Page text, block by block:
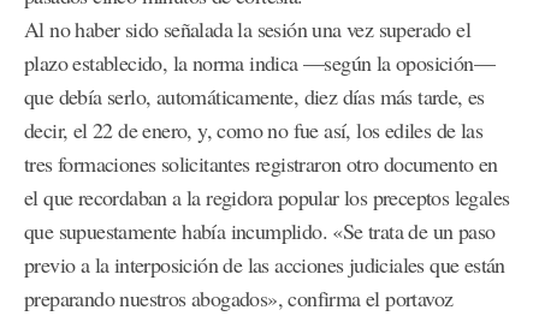
Al no haber sido señalada la sesión una vez superado el
plazo establecido, la norma indica —según la oposición—
que debía serlo, automáticamente, diez días más tarde, es
decir, el 22 de enero, y, como no fue así, los ediles de las
tres formaciones solicitantes registraron otro documento en
el que recordaban a la regidora popular los preceptos legales
que supuestamente había incumplido. «Se trata de un paso
previo a la interposición de las acciones judiciales que están
preparando nuestros abogados», confirma el portavoz